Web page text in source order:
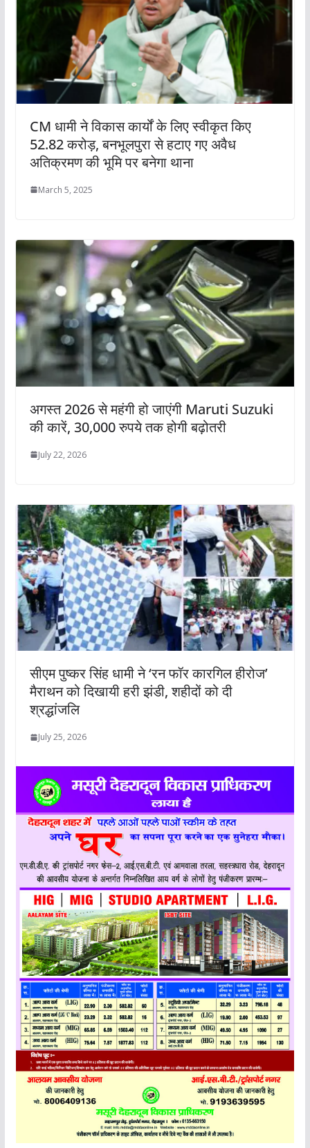
CM धामी ने विकास कार्यों के ल‍िए स्‍वीकृत क‍िए
52.82 करोड़, बनभूलपुरा से हटाए गए अवैध
अतिक्रमण की भूमि पर बनेगा थाना
March 5, 2025
अगस्त 2026 से महंगी हो जाएंगी Maruti Suzuki
की कारें, 30,000 रुपये तक होगी बढ़ोतरी
July 22, 2026
सीएम पुष्कर सिंह धामी ने ‘रन फॉर कारगिल हीरोज’
मैराथन को दिखायी हरी झंडी, शहीदों को दी
श्रद्धांजलि
July 25, 2026